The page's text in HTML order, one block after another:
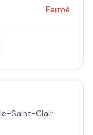
Fermé
Saint-Clair